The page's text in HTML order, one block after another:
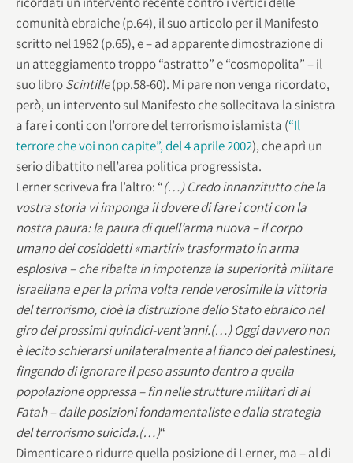
comunità ebraiche (p.64), il suo articolo per il Manifesto
scritto nel 1982 (p.65), e – ad apparente dimostrazione di
un atteggiamento troppo “astratto” e “cosmopolita” – il
suo libroScintille(pp.58-60). Mi pare non venga ricordato,
però, un intervento sul Manifesto che sollecitava la sinistra
a fare i conti con l’orrore del terrorismo islamista (“Il
terrore che voi non capite”, del 4 aprile 2002), che aprì un
serio dibattito nell’area politica progressista.
Lerner scriveva fra l’altro: “(…) Credo innanzitutto che la
vostra storia vi imponga il dovere di fare i conti con la
nostra paura: la paura di quell’arma nuova – il corpo
umano dei cosiddetti «martiri» trasformato in arma
esplosiva – che ribalta in impotenza la superiorità militare
israeliana e per la prima volta rende verosimile la vittoria
del terrorismo, cioè la distruzione dello Stato ebraico nel
giro dei prossimi quindici-vent’anni.(…) Oggi davvero non
è lecito schierarsi unilateralmente al fianco dei palestinesi,
fingendo di ignorare il peso assunto dentro a quella
popolazione oppressa – fin nelle strutture militari di al
Fatah – dalle posizioni fondamentaliste e dalla strategia
del terrorismo suicida.(…)“
Dimenticare o ridurre quella posizione di Lerner, ma – al di